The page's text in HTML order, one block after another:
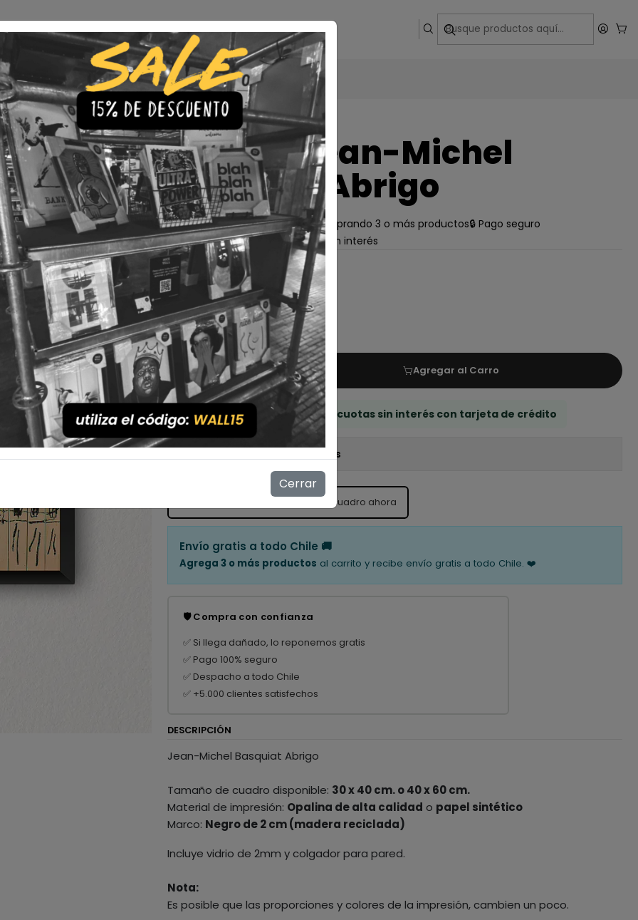
IluminaciónPrecios de cuadros & láminasPlazos de Entrega
|Cuadro Jean-Michel
Basquiat Abrigo
🇨🇱 Envío gratis a todo Chile comprando 3 o más productos🔒 Pago seguro
💎 Calidad Premium
💳 3 Cuotas sin interés
TAMAÑO
30x40 40x60
LÁMINA
Con Marco Sin Marco
Cantidad
Agregar al Carro
💳 Compra ahora y paga en 3 cuotas sin interés con tarjeta de crédito
Mostrar stock de ubicaciones
personas están viendo este cuadro ahora
Envío gratis a todo Chile 🚚
Agrega 3 o más productos al carrito y recibe envío gratis a todo Chile. ❤️
🛡️ Compra con confianza
✅ Si llega dañado, lo reponemos gratis
✅ Pago 100% seguro
✅ Despacho a todo Chile
✅ +5.000 clientes satisfechos
DESCRIPCIÓN
Jean-Michel Basquiat Abrigo
Tamaño de cuadro disponible: 30 x 40 cm. o 40 x 60 cm.
Material de impresión: Opalina de alta calidad o papel sintético
Marco: Negro de 2 cm (madera reciclada)
Incluye vidrio de 2mm y colgador para pared.
Nota:
Es posible que las proporciones y colores de la impresión, cambien un poco.
Cerrar